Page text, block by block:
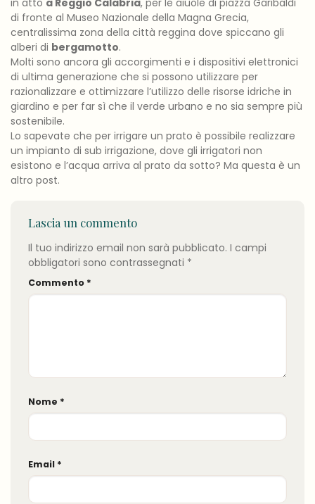
in atto a Reggio Calabria, per le aiuole di piazza Garibaldi
di fronte al Museo Nazionale della Magna Grecia,
centralissima zona della città reggina dove spiccano gli
alberi di bergamotto.
Molti sono ancora gli accorgimenti e i dispositivi elettronici
di ultima generazione che si possono utilizzare per
razionalizzare e ottimizzare l’utilizzo delle risorse idriche in
giardino e per far sì che il verde urbano e no sia sempre più
sostenibile.
Lo sapevate che per irrigare un prato è possibile realizzare
un impianto di sub irrigazione, dove gli irrigatori non
esistono e l’acqua arriva al prato da sotto? Ma questa è un
altro post.
Lascia un commento
Il tuo indirizzo email non sarà pubblicato. I campi
obbligatori sono contrassegnati *
Commento *
Nome *
Email *